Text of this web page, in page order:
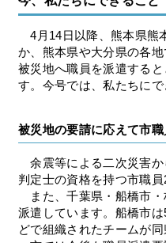
4月14日以降、熊本県熊
か、熊本県や大分県の各
被災地へ職員を派遣する
す。今号では、私たちに
被災地の要請に応えて市
余震等による二次災害か
判定士の資格を持つ市職
また、千葉県・船橋市・
派遣しています。船橋市
どで組織されたチームが